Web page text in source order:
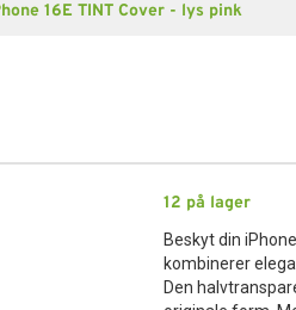
16E TINT Cover - lys pink
12 på lager
Beskyt din
kombinerer
Den